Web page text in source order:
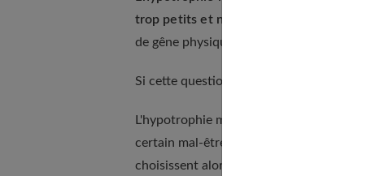
trop petits et non proportionnels
de gêne physique. Toutefois, elle peut
Si cette question vous concerne, notre
L'hypotrophie mammaire, aussi connue
certain mal-être chez de nombreuses
choisissent alors de subir une